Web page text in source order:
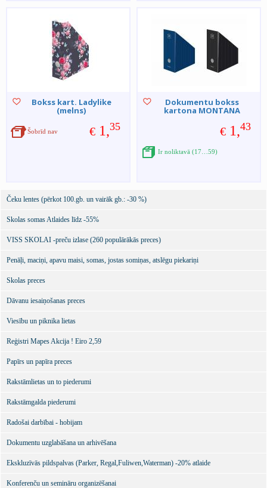
Bokss kart. Ladylike
(melns)
€ 1,35
Šobrīd nav
Dokumentu bokss
kartona MONTANA
€ 1,43
Ir noliktavā (17…59)
Čeku lentes (pērkot 100.gb. un vairāk gb.: -30 %)
Skolas somas Atlaides līdz -55%
VISS SKOLAI -preču izlase (260 populārākās preces)
Penāļi, maciņi, apavu maisi, somas, jostas somiņas, atslēgu piekariņi
Skolas preces
Dāvanu iesaiņošanas preces
Viesību un piknika lietas
Reģistri Mapes Akcija ! Eiro 2,59
Papīrs un papīra preces
Rakstāmlietas un to piederumi
Rakstāmgalda piederumi
Radošai darbībai - hobijam
Dokumentu uzglabāšana un arhivēšana
Ekskluzīvās pildspalvas (Parker, Regal,Fuliwen,Waterman) -20% atlaide
Konferenču un semināru organizēšanai